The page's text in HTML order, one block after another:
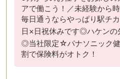
アで働こう！／未経験から
毎日通うならやっぱり駅
日×日祝休みです◎ハケンの
◎当社限定☆パナソニック
割で保険料がオトク！